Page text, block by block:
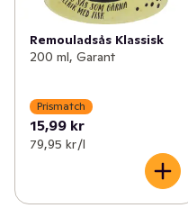
Remouladsås Klassisk
200 ml, Garant
Prismatch
15,99 kr
79,95 kr /l